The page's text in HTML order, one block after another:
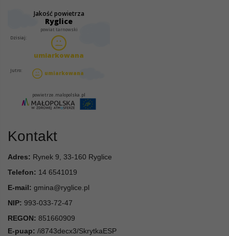
Kontakt
Adres: Rynek 9, 33-160 Ryglice
Telefon: 14 6541019
E-mail: gmina@ryglice.pl
NIP: 993-033-72-47
REGON: 851660909
E-puap: /i8743decx3/SkrytkaESP